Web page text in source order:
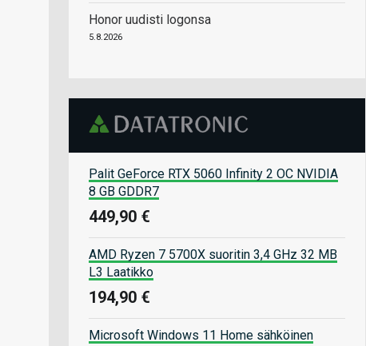
Honor uudisti logonsa
5.8.2026
Palit GeForce RTX 5060 Infinity 2 OC NVIDIA
8 GB GDDR7
449,90 €
AMD Ryzen 7 5700X suoritin 3,4 GHz 32 MB
L3 Laatikko
194,90 €
Microsoft Windows 11 Home sähköinen